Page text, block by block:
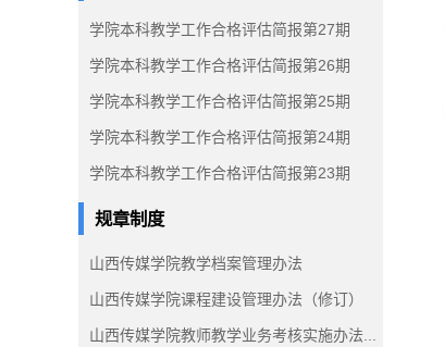
学院本科教学工作合格评估简报第27期
学院本科教学工作合格评估简报第26期
学院本科教学工作合格评估简报第25期
学院本科教学工作合格评估简报第24期
学院本科教学工作合格评估简报第23期
规章制度
山西传媒学院教学档案管理办法
山西传媒学院课程建设管理办法（修订）
山西传媒学院教师教学业务考核实施办法...